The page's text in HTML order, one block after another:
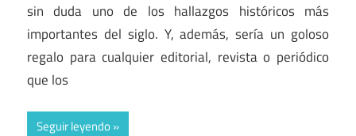
sin duda uno de los hallazgos históricos más
importantes del siglo. Y, además, sería un goloso
regalo para cualquier editorial, revista o periódico
que los
Seguir leyendo